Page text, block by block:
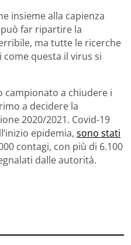
insieme alla capienza
far ripartire la
ma tutte le ricerche
questa il virus si
campionato a chiudere i
a decidere la
2020/2021. Covid-19
epidemia, sono stati
contagi, con più di 6.100
dalle autorità.